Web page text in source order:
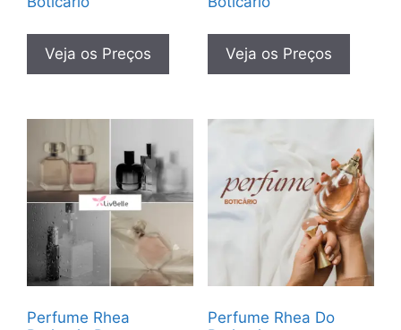
Veja os Preços Veja os Preços
Perfume Rhea
Perfume Rhea Do